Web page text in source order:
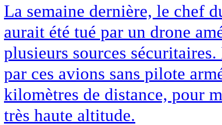
La semaine dernière, le chef
aurait été tué par un drone
plusieurs sources
par ces avions sans pilote
kilomètres de distance, pour
très haute altitude.